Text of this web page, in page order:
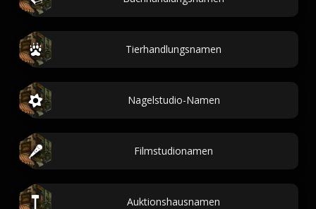
Tierhandlungsnamen
Nagelstudio-Namen
Filmstudionamen
Auktionshausnamen